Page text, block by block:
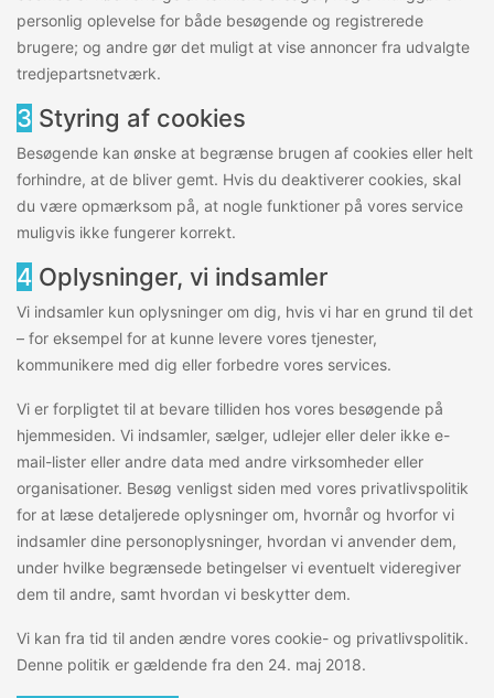
personlig oplevelse for både besøgende og registrerede
brugere; og andre gør det muligt at vise annoncer fra udvalgte
tredjepartsnetværk.
3 Styring af cookies
Besøgende kan ønske at begrænse brugen af cookies eller helt
forhindre, at de bliver gemt. Hvis du deaktiverer cookies, skal
du være opmærksom på, at nogle funktioner på vores service
muligvis ikke fungerer korrekt.
4 Oplysninger, vi indsamler
Vi indsamler kun oplysninger om dig, hvis vi har en grund til det
– for eksempel for at kunne levere vores tjenester,
kommunikere med dig eller forbedre vores services.
Vi er forpligtet til at bevare tilliden hos vores besøgende på
hjemmesiden. Vi indsamler, sælger, udlejer eller deler ikke e-
mail-lister eller andre data med andre virksomheder eller
organisationer. Besøg venligst siden med vores privatlivspolitik
for at læse detaljerede oplysninger om, hvornår og hvorfor vi
indsamler dine personoplysninger, hvordan vi anvender dem,
under hvilke begrænsede betingelser vi eventuelt videregiver
dem til andre, samt hvordan vi beskytter dem.
Vi kan fra tid til anden ændre vores cookie- og privatlivspolitik.
Denne politik er gældende fra den 24. maj 2018.